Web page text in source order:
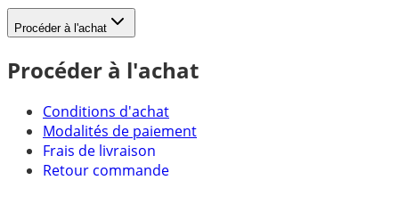
Procéder à l'achat
Procéder à l'achat
Conditions d'achat
Modalités de paiement
Frais de livraison
Retour commande